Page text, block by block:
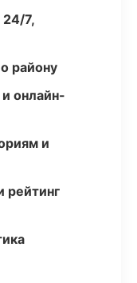
7,
району
онлайн-
и
рейтинг